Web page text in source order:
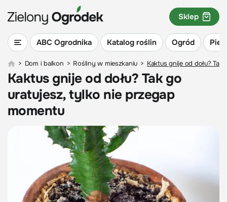
ABC Ogrodnika Katalog roślin Ogród
Sklep
> Dom i balkon > Rośliny w mieszkaniu > Kaktus gnije od dołu?
Kaktus gnije od dołu? Tak go
uratujesz, tylko nie przegap
momentu